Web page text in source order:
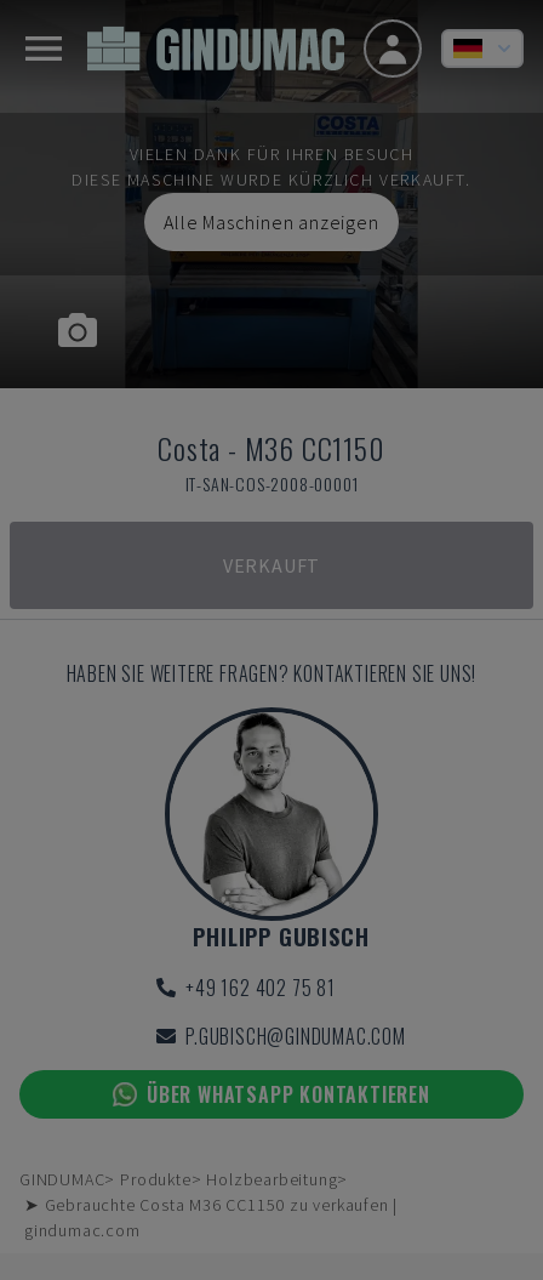
VIELEN DANK FÜR IHREN BESUCH
DIESE MASCHINE WURDE KÜRZLICH VERKAUFT.
Alle Maschinen anzeigen
Costa - M36 CC1150
IT-SAN-COS-2008-00001
VERKAUFT
HABEN SIE WEITERE FRAGEN? KONTAKTIEREN SIE UNS!
PHILIPP GUBISCH
+49 162 402 75 81
P.GUBISCH@GINDUMAC.COM
ÜBER WHATSAPP KONTAKTIEREN
GINDUMAC Produkte
Holzbearbeitung
➤ Gebrauchte Costa M36 CC1150 zu verkaufen |
gindumac.com